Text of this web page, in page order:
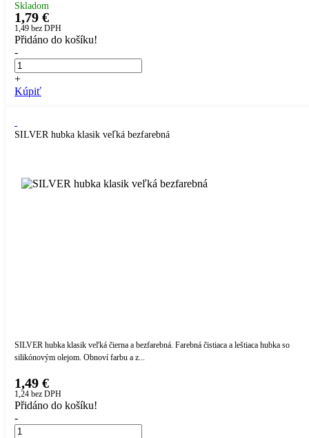
Skladom
1,79 €
1,49 bez DPH
Přidáno do košíku!
-
+
Kúpiť
SILVER hubka klasik veľká bezfarebná
SILVER hubka klasik veľká čierna a bezfarebná. Farebná čistiaca a leštiaca hubka so
silikónovým olejom. Obnoví farbu a z...
1,49 €
1,24 bez DPH
Přidáno do košíku!
-